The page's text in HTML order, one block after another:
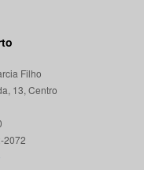
Filho
13, Centro